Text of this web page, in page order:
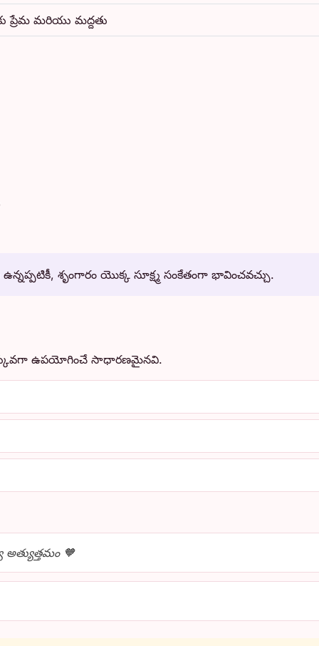
ప్రేమ మరియు మద్దతు
శృంగారం యొక్క సూక్ష్మ సంకేతంగా భావించవచ్చు.
ఉపయోగించే సాధారణమైనవి.
🧡